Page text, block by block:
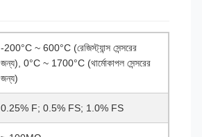
-200°C ~ 600°C (রেজিস্ট্যান্স সেন্সরের
জন্য), 0°C ~ 1700°C (থার্মোকাপল সেন্সরের
জন্য)
0.25% F; 0.5% FS; 1.0% FS